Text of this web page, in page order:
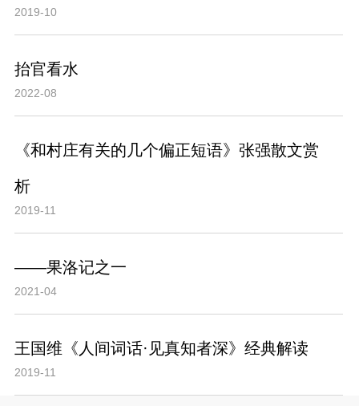
2019-10
抬官看水
2022-08
《和村庄有关的几个偏正短语》张强散文赏
析
2019-11
——果洛记之一
2021-04
王国维《人间词话·见真知者深》经典解读
2019-11